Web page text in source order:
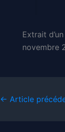
Extrait
novembre
← Article